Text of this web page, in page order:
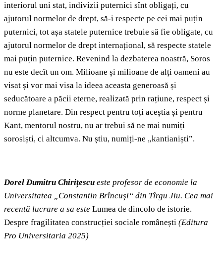
interiorul uni stat, indivizii puternici sînt obligați, cu
ajutorul normelor de drept, să-i respecte pe cei mai puțin
puternici, tot așa statele puternice trebuie să fie obligate, cu
ajutorul normelor de drept internațional, să respecte statele
mai puțin puternice. Revenind la dezbaterea noastră, Soros
nu este decît un om. Milioane și milioane de alți oameni au
visat și vor mai visa la ideea aceasta generoasă și
seducătoare a păcii eterne, realizată prin rațiune, respect și
norme planetare. Din respect pentru toți aceștia și pentru
Kant, mentorul nostru, nu ar trebui să ne mai numiți
sorosiști, ci altcumva. Nu știu, numiți-ne „kantianiști”.
Dorel Dumitru Chirițescu este profesor de economie la
Universitatea „Constantin Brîncuşi“ din Tîrgu Jiu. Cea mai
recentă lucrare a sa este Lumea de dincolo de istorie.
Despre fragilitatea construcției sociale românești (Editura
Pro Universitaria 2025)